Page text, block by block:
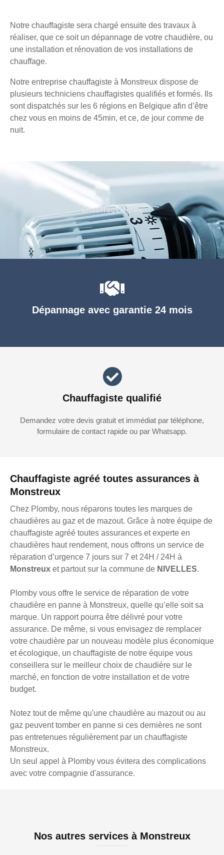
Notre chauffagiste sera chargé ensuite des travaux à
réaliser, que ce soit un dépannage de votre chaudière, ou
une installation et rénovation de vos installations de
chauffage.
Notre entreprise chauffagiste à Monstreux dispose de
plusieurs techniciens chauffagistes qualifiés et formés. Ils
sont dispatchés sur les 6 régions en Belgique afin d’être
chez vous en moins de 45min, et ce, de jour comme de
nuit.
Chauffagiste agréé toutes assurances à
Monstreux
Chez Plomby, nous réparons toutes les marques de
chaudières au gaz et de mazout. Grâce à notre équipe de
chauffagiste agréé toutes assurances et experte en
chaudières haut rendement, nous offrons un service de
réparation d’urgence 7 jours sur 7 et 24H / 24H à
Monstreux et partout sur la commune de NIVELLES.
Plomby vous offre le service de réparation de votre
chaudière en panne à Monstreux, quelle qu’elle soit sa
marque. Un rapport pourra être délivré pour votre
assurance. De même, si vous envisagez de remplacer
votre chaudière par un nouveau modèle plus économique
et écologique, un chauffagiste de notre équipe vous
conseillera sur le meilleur choix de chaudière sur le
marché, en fonction de votre installation et de votre
budget.
Notez tout de même qu'une chaudière au mazout ou au
gaz peuvent tomber en panne si ces dernières ne sont
pas entretenues régulièrement par un chauffagiste
Monstreux.
Un seul appel à Plomby vous évitera des complications
avec votre compagnie d'assurance.
Dépannage avec garantie 24 mois
Chauffagiste qualifié
Demandez votre devis gratuit et immédiat par téléphone,
formulaire de contact rapide ou par Whatsapp.
Chauffage agréé
Nos autres services à Monstreux